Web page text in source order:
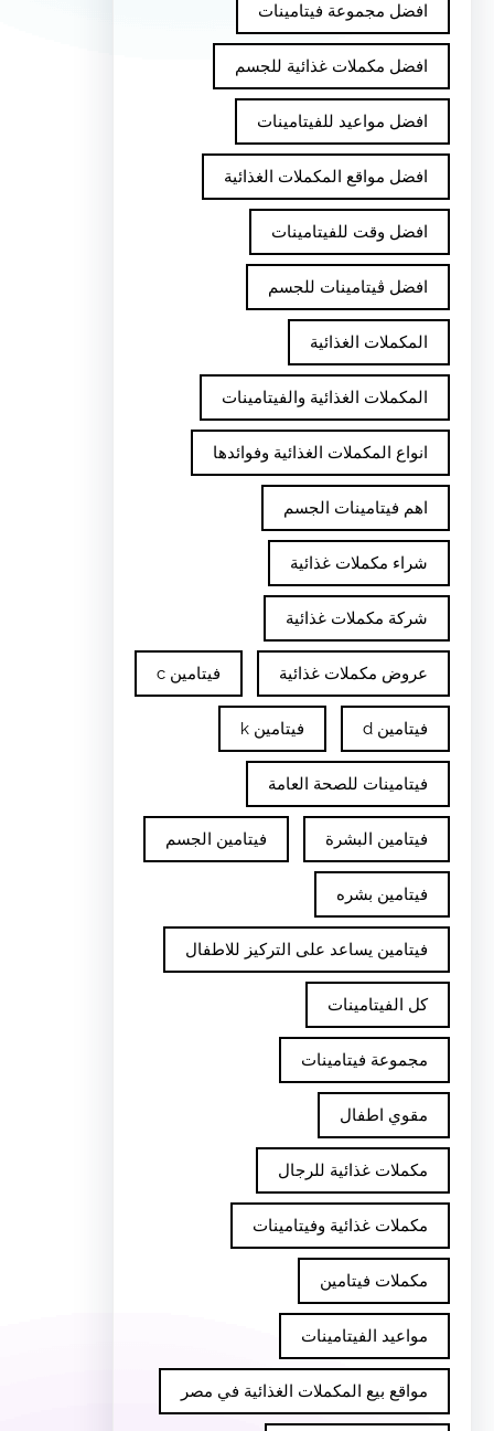
افضل مجموعة فيتامينات
افضل مكملات غذائية للجسم
افضل مواعيد للفيتامينات
افضل مواقع المكملات الغذائية
افضل وقت للفيتامينات
افضل ڤيتامينات للجسم
المكملات الغذائية
المكملات الغذائية والفيتامينات
انواع المكملات الغذائية وفوائدها
اهم فيتامينات الجسم
شراء مكملات غذائية
شركة مكملات غذائية
عروض مكملات غذائية فيتامين c
فيتامين d فيتامين k
فيتامينات للصحة العامة
فيتامين البشرة فيتامين الجسم
فيتامين بشره
فيتامين يساعد على التركيز للاطفال
كل الفيتامينات
مجموعة فيتامينات
مقوي اطفال
مكملات غذائية للرجال
مكملات غذائية وفيتامينات
مكملات فيتامين
مواعيد الفيتامينات
مواقع بيع المكملات الغذائية في مصر